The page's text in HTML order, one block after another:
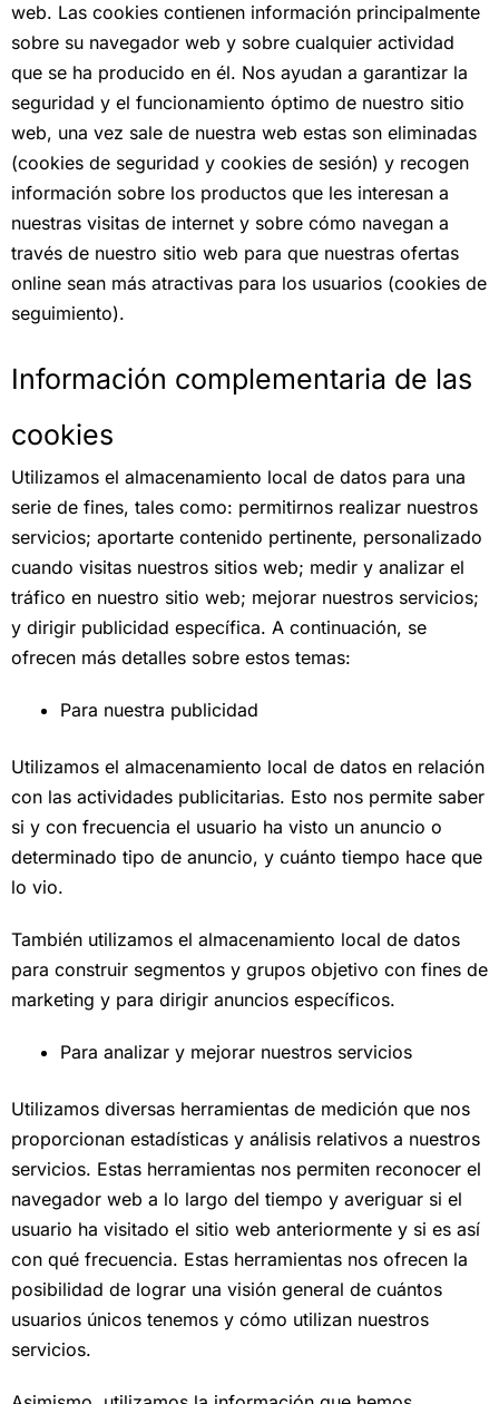
web. Las cookies contienen información principalmente
sobre su navegador web y sobre cualquier actividad
que se ha producido en él. Nos ayudan a garantizar la
seguridad y el funcionamiento óptimo de nuestro sitio
web, una vez sale de nuestra web estas son eliminadas
(cookies de seguridad y cookies de sesión) y recogen
información sobre los productos que les interesan a
nuestras visitas de internet y sobre cómo navegan a
través de nuestro sitio web para que nuestras ofertas
online sean más atractivas para los usuarios (cookies de
seguimiento).
Información complementaria de las
cookies
Utilizamos el almacenamiento local de datos para una
serie de fines, tales como: permitirnos realizar nuestros
servicios; aportarte contenido pertinente, personalizado
cuando visitas nuestros sitios web; medir y analizar el
tráfico en nuestro sitio web; mejorar nuestros servicios;
y dirigir publicidad específica. A continuación, se
ofrecen más detalles sobre estos temas:
Para nuestra publicidad
Utilizamos el almacenamiento local de datos en relación
con las actividades publicitarias. Esto nos permite saber
si y con frecuencia el usuario ha visto un anuncio o
determinado tipo de anuncio, y cuánto tiempo hace que
lo vio.
También utilizamos el almacenamiento local de datos
para construir segmentos y grupos objetivo con fines de
marketing y para dirigir anuncios específicos.
Para analizar y mejorar nuestros servicios
Utilizamos diversas herramientas de medición que nos
proporcionan estadísticas y análisis relativos a nuestros
servicios. Estas herramientas nos permiten reconocer el
navegador web a lo largo del tiempo y averiguar si el
usuario ha visitado el sitio web anteriormente y si es así
con qué frecuencia. Estas herramientas nos ofrecen la
posibilidad de lograr una visión general de cuántos
usuarios únicos tenemos y cómo utilizan nuestros
servicios.